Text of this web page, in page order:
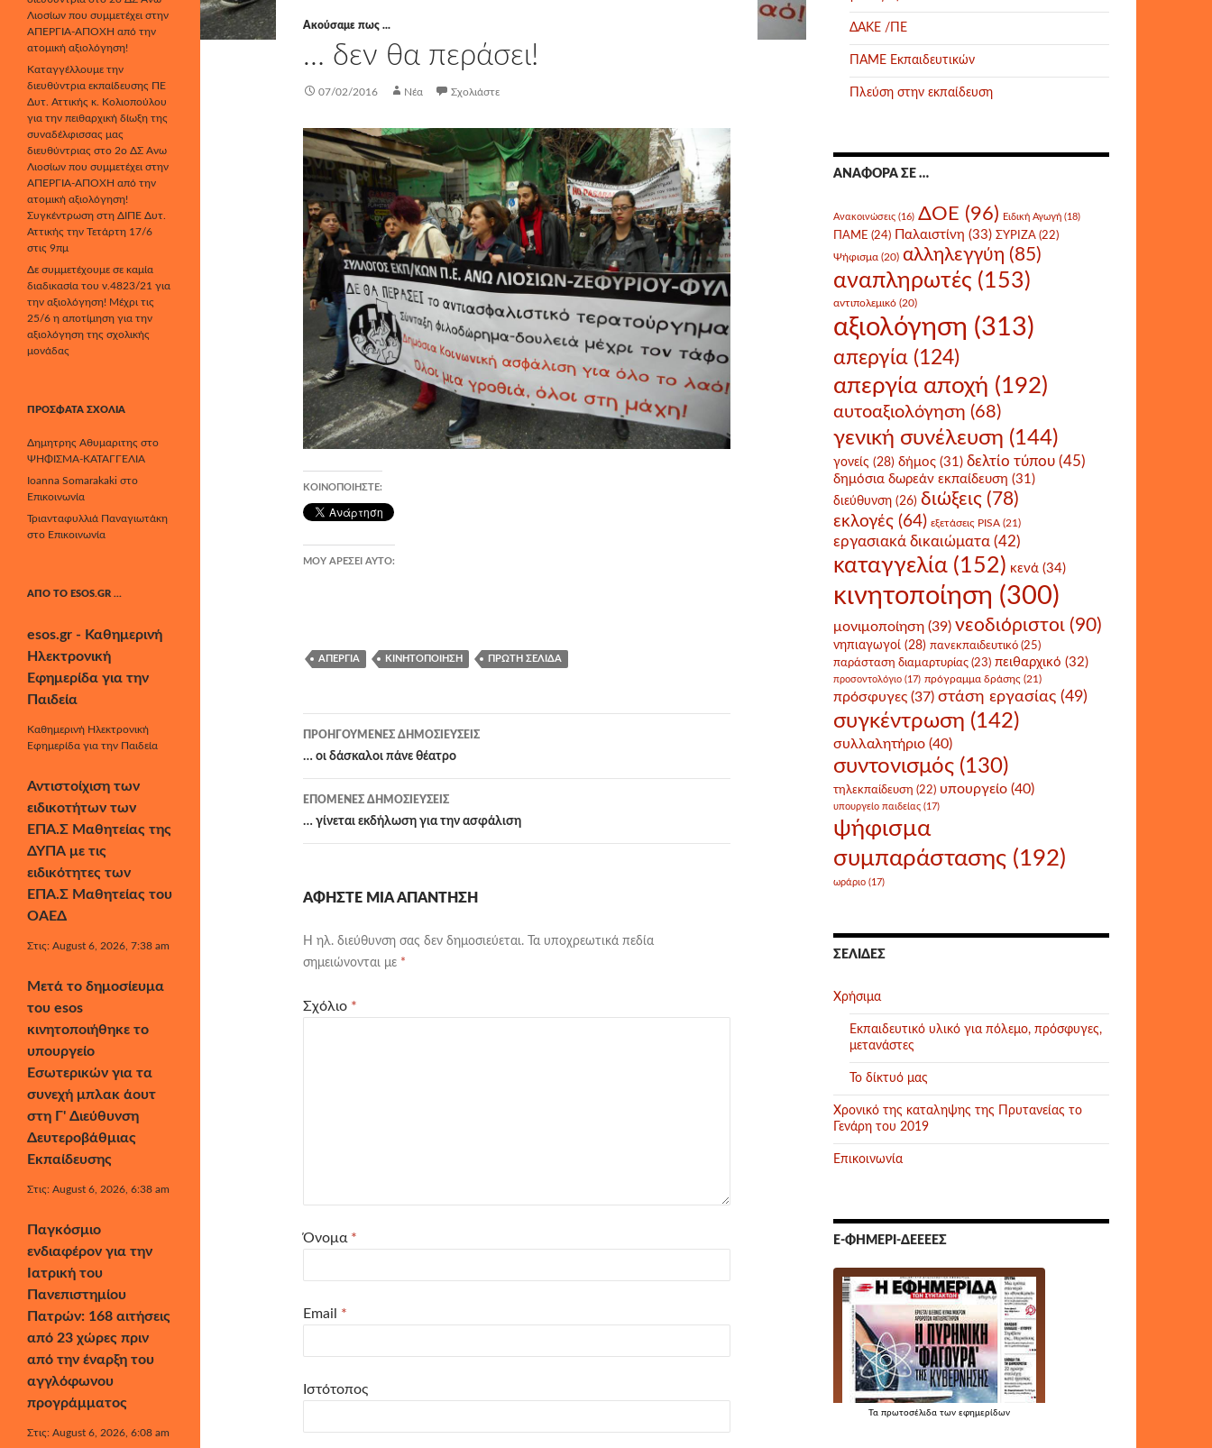
Ακούσαμε πως ...
… δεν θα περάσει!
07/02/2016 Νέα Σχολιάστε
ΚΟΙΝΟΠΟΙΉΣΤΕ:
ΜΟΥ ΑΡΈΣΕΙ ΑΥΤΌ:
ΑΠΕΡΓΊΑ ΚΙΝΗΤΟΠΟΊΗΣΗ ΠΡΏΤΗ ΣΕΛΊΔΑ
Πλοήγηση
άρθρων
ΠΡΟΗΓΟΎΜΕΝΕΣ ΔΗΜΟΣΙΕΎΣΕΙΣ
… οι δάσκαλοι πάνε θέατρο
ΕΠΌΜΕΝΕΣ ΔΗΜΟΣΙΕΎΣΕΙΣ
… γίνεται εκδήλωση για την ασφάλιση
ΑΦΉΣΤΕ ΜΙΑ ΑΠΆΝΤΗΣΗ
Η ηλ. διεύθυνση σας δεν δημοσιεύεται.
Τα υποχρεωτικά πεδία
σημειώνονται με *
Σχόλιο *
Όνομα *
Email *
Ιστότοπος
ΔΑΚΕ /ΠΕ
ΠΑΜΕ Εκπαιδευτικών
Πλεύση στην εκπαίδευση
ΑΝΑΦΟΡΆ ΣΕ …
Ανακοινώσεις (16) ΔΟΕ (96) Ειδική Αγωγή (18)
ΠΑΜΕ (24) Παλαιστίνη (33) ΣΥΡΙΖΑ (22)
Ψήφισμα (20) αλληλεγγύη (85)
αναπληρωτές (153)
αντιπολεμικό (20)
αξιολόγηση (313)
απεργία (124)
απεργία αποχή (192)
αυτοαξιολόγηση (68)
γενική συνέλευση (144)
γονείς (28) δήμος (31) δελτίο τύπου (45)
δημόσια δωρεάν εκπαίδευση (31)
διεύθυνση (26) διώξεις (78)
εκλογές (64) εξετάσεις PISA (21)
εργασιακά δικαιώματα (42)
καταγγελία (152) κενά (34)
κινητοποίηση (300)
μονιμοποίηση (39) νεοδιόριστοι (90)
νηπιαγωγοί (28) πανεκπαιδευτικό (25)
παράσταση διαμαρτυρίας (23) πειθαρχικό (32)
προσοντολόγιο (17) πρόγραμμα δράσης (21)
πρόσφυγες (37) στάση εργασίας (49)
συγκέντρωση (142)
συλλαλητήριο (40)
συντονισμός (130)
τηλεκπαίδευση (22) υπουργείο (40)
υπουργείο παιδείας (17)
ψήφισμα
συμπαράστασης (192)
ωράριο (17)
ΣΕΛΊΔΕΣ
Χρήσιμα
Εκπαιδευτικό υλικό για πόλεμο, πρόσφυγες,
μετανάστες
Το δίκτυό μας
Χρονικό της καταληψης της Πρυτανείας το
Γενάρη του 2019
Επικοινωνία
Ε-ΦΗΜΕΡΊ-ΔΕΕΕΕΣ
Τα πρωτοσέλιδα των εφημερίδων
Λιοσίων που συμμετέχει στην
ΑΠΕΡΓΙΑ-ΑΠΟΧΗ από την
ατομική αξιολόγηση!
Καταγγέλλουμε την
διευθύντρια εκπαίδευσης ΠΕ
Δυτ. Αττικής κ. Κολιοπούλου
για την πειθαρχική δίωξη της
συναδέλφισσας μας
διευθύντριας στο 2ο ΔΣ Άνω
Λιοσίων που συμμετέχει στην
ΑΠΕΡΓΙΑ-ΑΠΟΧΗ από την
ατομική αξιολόγηση!
Συγκέντρωση στη ΔΙΠΕ Δυτ.
Αττικής την Τετάρτη 17/6
στις 9πμ
Δε συμμετέχουμε σε καμία
διαδικασία του ν.4823/21 για
την αξιολόγηση! Μέχρι τις
25/6 η αποτίμηση για την
αξιολόγηση της σχολικής
μονάδας
ΠΡΌΣΦΑΤΑ ΣΧΌΛΙΑ
Δημητρης Αθυμαριτης στο
ΨΗΦΙΣΜΑ-ΚΑΤΑΓΓΕΛΙΑ
Ioanna Somarakaki στο
Επικοινωνία
Τριανταφυλλιά Παναγιωτάκη
στο Επικοινωνία
ΑΠΌ ΤΟ ESOS.GR …
esos.gr - Καθημερινή
Ηλεκτρονική
Εφημερίδα για την
Παιδεία
Καθημερινή Ηλεκτρονική
Εφημερίδα για την Παιδεία
Αντιστοίχιση των
ειδικοτήτων των
ΕΠΑ.Σ Μαθητείας της
ΔΥΠΑ με τις
ειδικότητες των
ΕΠΑ.Σ Μαθητείας του
ΟΑΕΔ
Στις: August 6, 2026, 7:38 am
Μετά το δημοσίευμα
του esos
κινητοποιήθηκε το
υπουργείο
Εσωτερικών για τα
συνεχή μπλακ άουτ
στη Γ' Διεύθυνση
Δευτεροβάθμιας
Εκπαίδευσης
Στις: August 6, 2026, 6:38 am
Παγκόσμιο
ενδιαφέρον για την
Ιατρική του
Πανεπιστημίου
Πατρών: 168 αιτήσεις
από 23 χώρες πριν
από την έναρξη του
αγγλόφωνου
προγράμματος
Στις: August 6, 2026, 6:08 am